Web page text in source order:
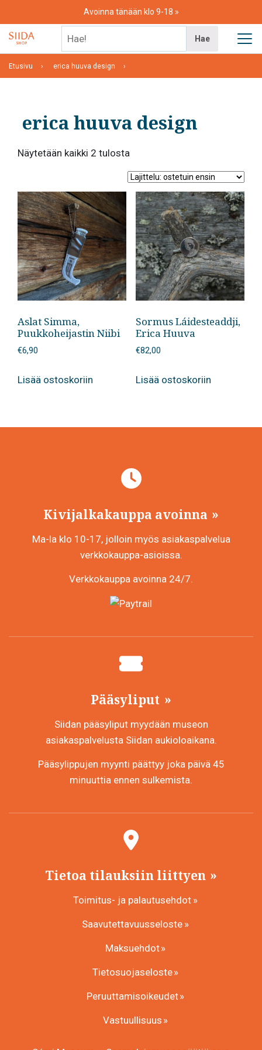
content
Avoinna tänään klo 9-18
Hae
Etusivu erica huuva design
erica huuva design
Näytetään kaikki 2 tulosta
ensin
Aslat Simma,
Puukkoheijastin Niibi
€6,90
Lisää ostoskoriin
Sormus Láidesteaddji,
Erica Huuva
€82,00
Lisää ostoskoriin
Kivijalkakauppa avoinna
Ma-la klo 10-17, jolloin myös asiakaspalvelua
verkkokauppa-asioissa.
Verkkokauppa avoinna 24/7.
Pääsyliput
Siidan pääsyliput myydään museon
asiakaspalvelusta Siidan aukioloaikana.
Pääsylippujen myynti päättyy joka päivä 45
minuuttia ennen sulkemista.
Tietoa tilauksiin liittyen
Toimitus- ja palautusehdot
Saavutettavuusseloste
Maksuehdot
Tietosuojaseloste
Peruuttamisoikeudet
Vastuullisuus